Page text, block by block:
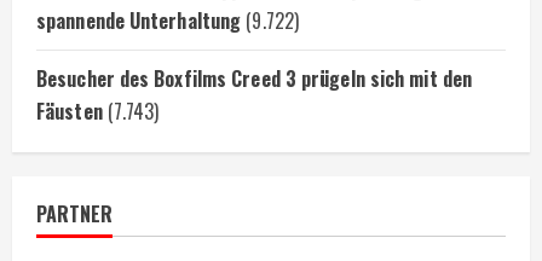
spannende Unterhaltung (9.722)
Besucher des Boxfilms Creed 3 prügeln sich mit den
Fäusten (7.743)
PARTNER